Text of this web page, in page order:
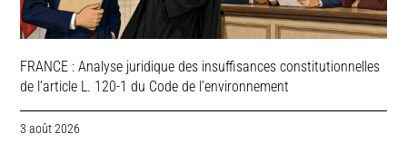
FRANCE : Analyse juridique des insuffisances constitutionnelles
de l’article L. 120-1 du Code de l’environnement
3 août 2026